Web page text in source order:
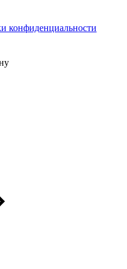
конфиденциальности